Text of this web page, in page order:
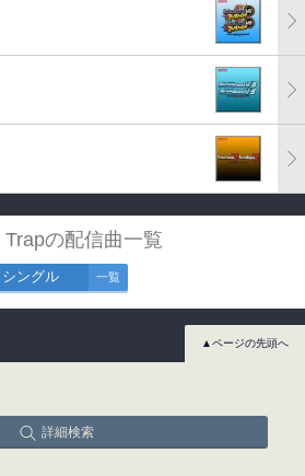
Trapの配信曲一覧
シングル 一覧
▲ページの先頭へ
詳細検索